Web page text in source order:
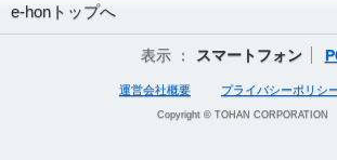
e-honトップへ
表示 ： スマートフォン
運営会社概要 プライバシーポリシ
Copyright © TOHAN CORPORATION